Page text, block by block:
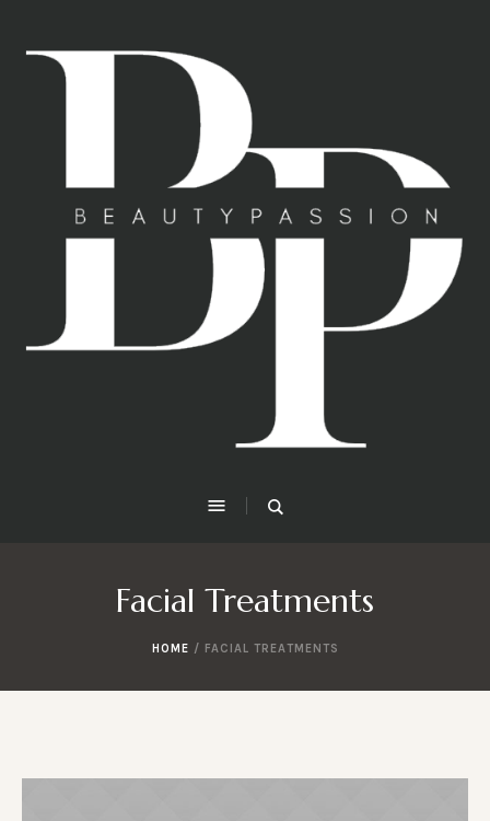
Facial Treatments
HOME / FACIAL TREATMENTS